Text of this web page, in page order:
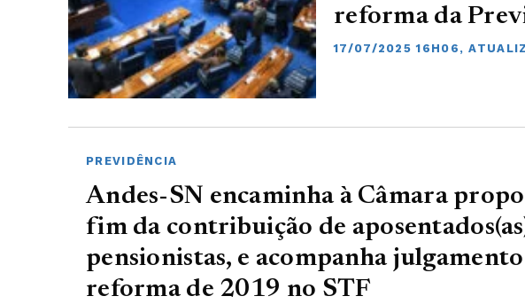
reforma da
17/07/2025 16H06,
PREVIDÊNCIA
Andes-SN encaminha à Câmara
fim da contribuição de
pensionistas, e acompanha
reforma de 2019 no STF